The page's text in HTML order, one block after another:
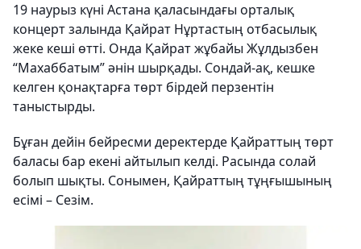
19 наурыз күні Астана қаласындағы орталық
концерт залында Қайрат Нұртастың отбасылық
жеке кеші өтті. Онда Қайрат жұбайы Жұлдызбен
“Махаббатым” әнін шырқады. Сондай-ақ, кешке
келген қонақтарға төрт бірдей перзентін
таныстырды.
Бұған дейін бейресми деректерде Қайраттың төрт
баласы бар екені айтылып келді. Расында солай
болып шықты. Сонымен, Қайраттың тұңғышының
есімі – Сезім.